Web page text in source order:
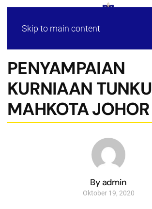
Skip to main content
PENYAMPAIAN
KURNIAAN TUNKU
MAHKOTA JOHOR
By admin
Oktober 19, 2020